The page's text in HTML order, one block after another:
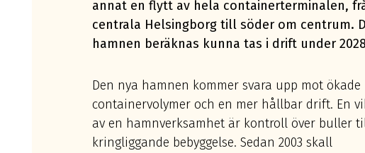
annat en flytt av hela containerterminalen,
centrala Helsingborg till söder om centrum.
hamnen beräknas kunna tas i drift under
Den nya hamnen kommer svara upp mot ökade
containervolymer och en mer hållbar drift. En
av en hamnverksamhet är kontroll över buller
kringliggande bebyggelse. Sedan 2003 skall